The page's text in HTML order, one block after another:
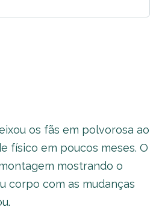
os fãs em polvorosa ao
físico em poucos meses. O
mostrando o
corpo com as mudanças